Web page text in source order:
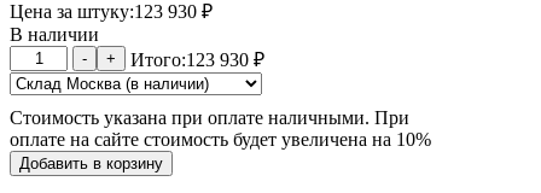
Цена за штуку:123 930 ₽
В наличии
Количество
товара
Elphapex
DG1+
13G
- + Итого:123 930₽
Стоимость указана при оплате наличными. При
оплате на сайте стоимость будет увеличена на 10%
Добавить в корзину